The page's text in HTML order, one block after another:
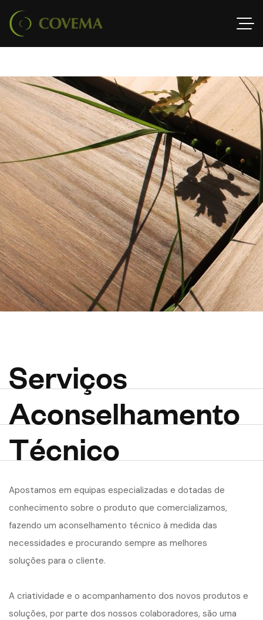
Serviços
Aconselhamento
Técnico
Apostamos em equipas especializadas e dotadas de
conhecimento sobre o produto que comercializamos,
fazendo um aconselhamento técnico à medida das
necessidades e procurando sempre as melhores
soluções para o cliente.
A criatividade e o acompanhamento dos novos produtos e
soluções, por parte dos nossos colaboradores, são uma